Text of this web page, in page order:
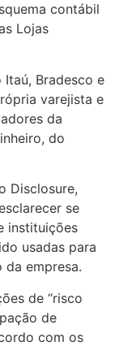
contábil
Lojas
Bradesco e
varejista e
da
do
Disclosure,
se
instituições
usadas para
da empresa.
de “risco
de
com os